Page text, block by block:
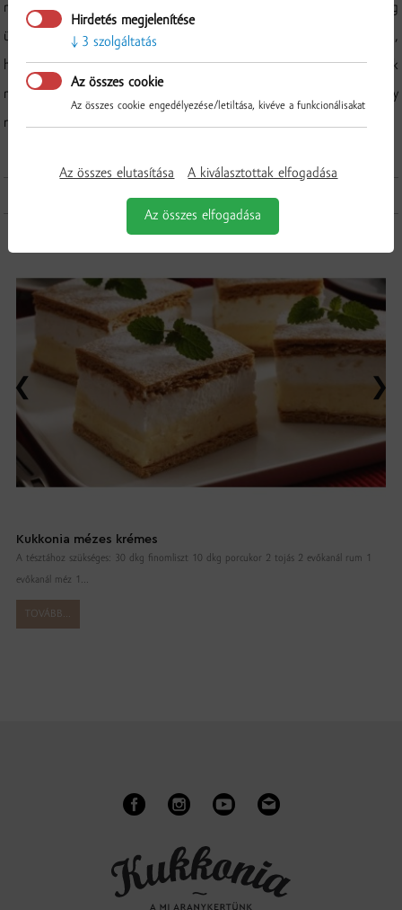
nem kell izgulni. Fedő alatt, olykor megkevergetve pároljuk, amíg
üveges nem lesz. Vigyázni kell, hogy ne főjön szét. Ha megvan,
hozzákeverjük a tejfölt, és a legvégén a felaprított kaprot. Ehetjük
melegen, langyosan, hidegen, magában egy karéj friss kenyérrel vagy
rizzsel, kölessel.
További receptek
Kukkonia mézes krémes
A tésztához szükséges: 30 dkg finomliszt 10 dkg porcukor 2 tojás 2 evőkanál rum 1
evőkanál méz 1...
TOVÁBB...
Hirdetés megjelenítése
3 szolgáltatás
Az összes cookie
Az összes cookie engedélyezése/letiltása, kivéve a funkcionálisakat
Az összes elutasítása A kiválasztottak elfogadása
Az összes elfogadása